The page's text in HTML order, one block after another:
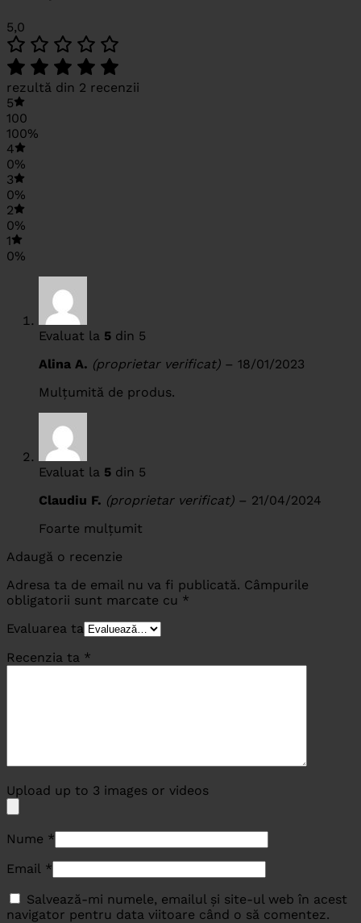
5,0
rezultă din 2 recenzii
5
100
100%
4
0%
3
0%
2
0%
1
0%
Evaluat la 5 din 5
Alina A. (proprietar verificat) – 18/01/2023
Mulțumită de produs.
Evaluat la 5 din 5
Claudiu F. (proprietar verificat) – 21/04/2024
Foarte mulțumit
Adaugă o recenzie
Adresa ta de email nu va fi publicată. Câmpurile
obligatorii sunt marcate cu *
Evaluarea ta
Recenzia ta *
Upload up to 3 images or videos
Nume *
Email *
Salvează-mi numele, emailul și site-ul web în acest
navigator pentru data viitoare când o să comentez.